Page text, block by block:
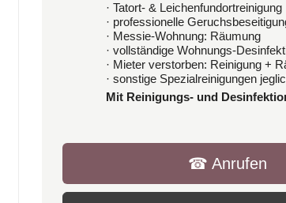
· Tatort- & Leichenfundortreinigung
· professionelle
· Messie-Wohnung: Räumung
· vollständige Wohnungs-
· Mieter verstorben: Reinigung +
· sonstige Spezialreinigungen
Mit Reinigungs- und
☎︎ Anrufen